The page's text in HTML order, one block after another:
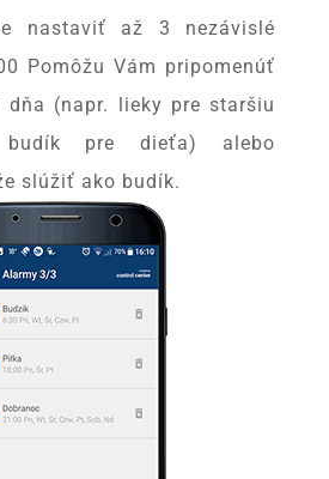
nastaviť až 3 nezávislé
Pomôžu Vám pripomenúť
dňa (napr. lieky pre staršiu
pre dieťa) alebo
slúžiť ako budík.